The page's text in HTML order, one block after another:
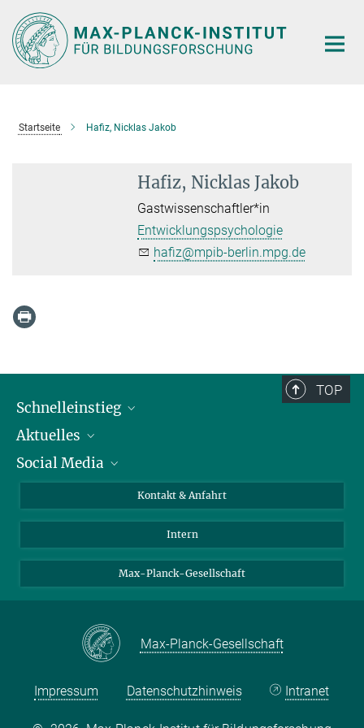
Hauptinhalt
Startseite Hafiz, Nicklas Jakob
Hafiz, Nicklas Jakob
Gastwissenschaftler*in
Entwicklungspsychologie
hafiz@mpib-berlin.mpg.de
TOP
Schnelleinstieg
Personen
Pressebereich
Aktuelles
Stellenangebote
Social Media
LinkedIn
Kontakt & Anfahrt
Intern
Max-Planck-Gesellschaft
Max-Planck-Gesellschaft
Impressum Datenschutzhinweis Intranet